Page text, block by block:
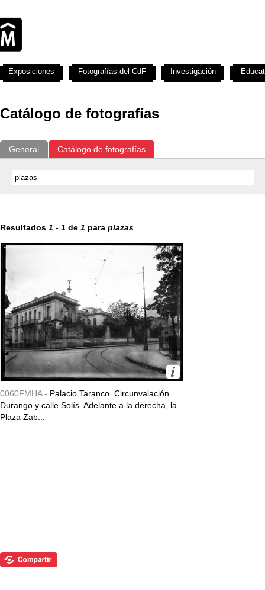
Catálogo de fotografías
General Catálogo de fotografías
Resultados 1 - 1 de 1 para plazas
0060FMHA - Palacio Taranco. Circunvalación
Durango y calle Solís. Adelante a la derecha, la
Plaza Zab...
Exposiciones Fotografías del CdF Investigación